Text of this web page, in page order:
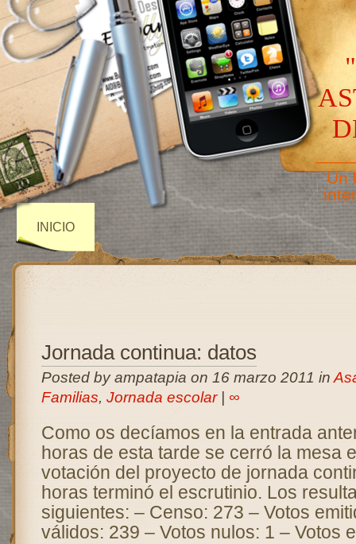
Un
INICIO
Jornada continua: datos
Posted by ampatapia on 16 marzo 2011 in
Familias, Jornada escolar| ∞
Como os decíamos en la entrada
horas de esta tarde se cerró la mesa
votación del proyecto de jornada
horas terminó el escrutinio. Los
siguientes: – Censo: 273 – Votos
válidos: 239 – Votos nulos: 1 – Votos